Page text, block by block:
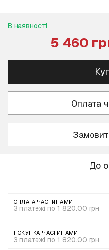
В наявності
5 460
Оплата
До
ОПЛАТА ЧАСТИНАМИ
3 платежі по 1 820.00 грн
ПОКУПКА ЧАСТИНАМИ
3 платежі по 1 820.00 грн